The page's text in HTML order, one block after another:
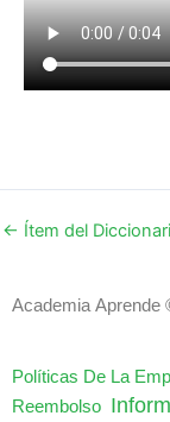
← Ítem del
Academia Aprende
Políticas De La
Reembolso